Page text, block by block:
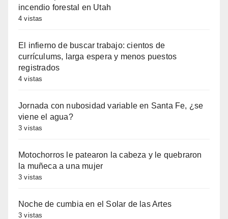
incendio forestal en Utah
4 vistas
El infierno de buscar trabajo: cientos de
currículums, larga espera y menos puestos
registrados
4 vistas
Jornada con nubosidad variable en Santa Fe, ¿se
viene el agua?
3 vistas
Motochorros le patearon la cabeza y le quebraron
la muñeca a una mujer
3 vistas
Noche de cumbia en el Solar de las Artes
3 vistas